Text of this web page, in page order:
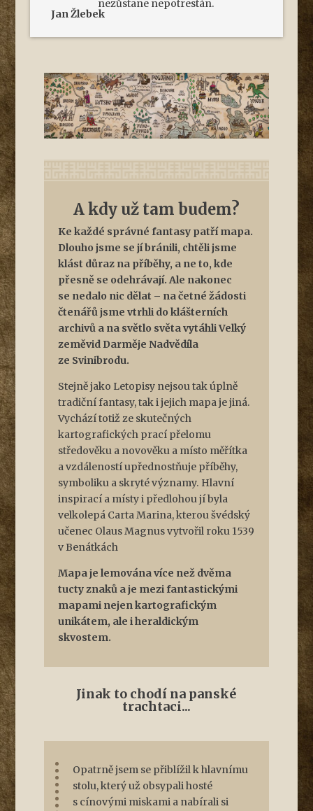
nezůstane nepotrestán.
Jan Žlebek
A kdy už tam budem?
Ke každé správné fantasy patří mapa.
Dlouho jsme se jí bránili, chtěli jsme
klást důraz na příběhy, a ne to, kde
přesně se odehrávají. Ale nakonec
se nedalo nic dělat – na četné žádosti
čtenářů jsme vtrhli do klášterních
archivů a na světlo světa vytáhli Velký
zeměvid Darměje Nadvědíla
ze Svinibrodu.
Stejně jako Letopisy nejsou tak úplně
tradiční fantasy, tak i jejich mapa je jiná.
Vychází totiž ze skutečných
kartografických prací přelomu
středověku a novověku a místo měřítka
a vzdáleností upřednostňuje příběhy,
symboliku a skryté významy. Hlavní
inspirací a místy i předlohou jí byla
velkolepá Carta Marina, kterou švédský
učenec Olaus Magnus vytvořil roku 1539
v Benátkách
Mapa je lemována více než dvěma
tucty znaků a je mezi fantastickými
mapami nejen kartografickým
unikátem, ale i heraldickým
skvostem.
Jinak to chodí na panské
trachtaci...
Opatrně jsem se přiblížil k hlavnímu
stolu, který už obsypali hosté
s cínovými miskami a nabírali si